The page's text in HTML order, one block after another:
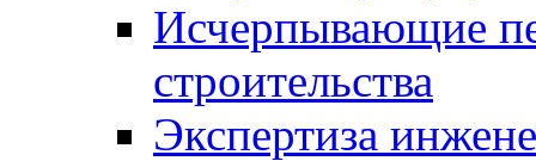
Исчерпывающие
строительства
Экспертиза